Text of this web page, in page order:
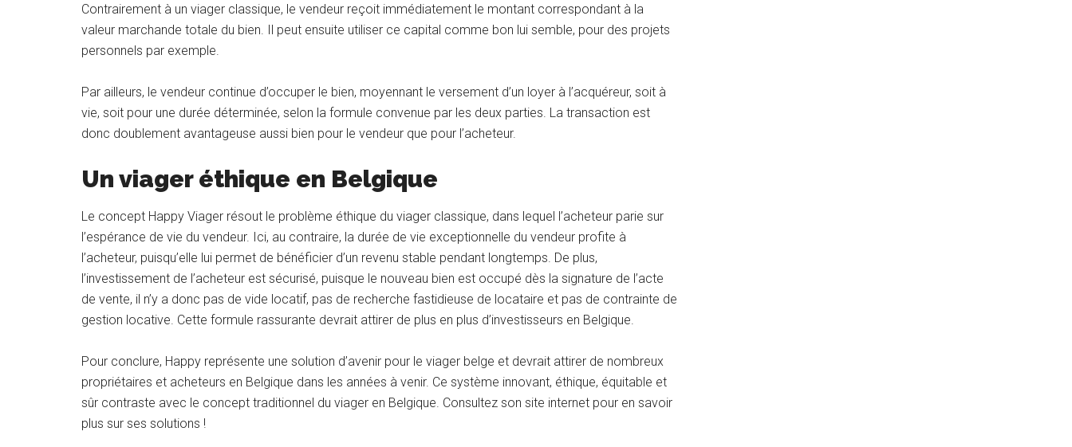
Contrairement à un viager classique, le vendeur reçoit immédiatement le montant correspondant à la
valeur marchande totale du bien. Il peut ensuite utiliser ce capital comme bon lui semble, pour des projets
personnels par exemple.
Par ailleurs, le vendeur continue d’occuper le bien, moyennant le versement d’un loyer à l’acquéreur, soit à
vie, soit pour une durée déterminée, selon la formule convenue par les deux parties. La transaction est
donc doublement avantageuse aussi bien pour le vendeur que pour l’acheteur.
Un viager éthique en Belgique
Le concept Happy Viager résout le problème éthique du viager classique, dans lequel l’acheteur parie sur
l’espérance de vie du vendeur. Ici, au contraire, la durée de vie exceptionnelle du vendeur profite à
l’acheteur, puisqu’elle lui permet de bénéficier d’un revenu stable pendant longtemps. De plus,
l’investissement de l’acheteur est sécurisé, puisque le nouveau bien est occupé dès la signature de l’acte
de vente, il n’y a donc pas de vide locatif, pas de recherche fastidieuse de locataire et pas de contrainte de
gestion locative. Cette formule rassurante devrait attirer de plus en plus d’investisseurs en Belgique.
Pour conclure, Happy représente une solution d’avenir pour le viager belge et devrait attirer de nombreux
propriétaires et acheteurs en Belgique dans les années à venir. Ce système innovant, éthique, équitable et
sûr contraste avec le concept traditionnel du viager en Belgique. Consultez son site internet pour en savoir
plus sur ses solutions !